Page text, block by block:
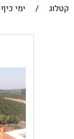
קטלוג / ימי